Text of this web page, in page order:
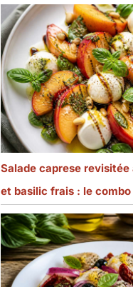
Salade caprese
et basilic frais : le